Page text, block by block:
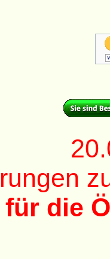
für die